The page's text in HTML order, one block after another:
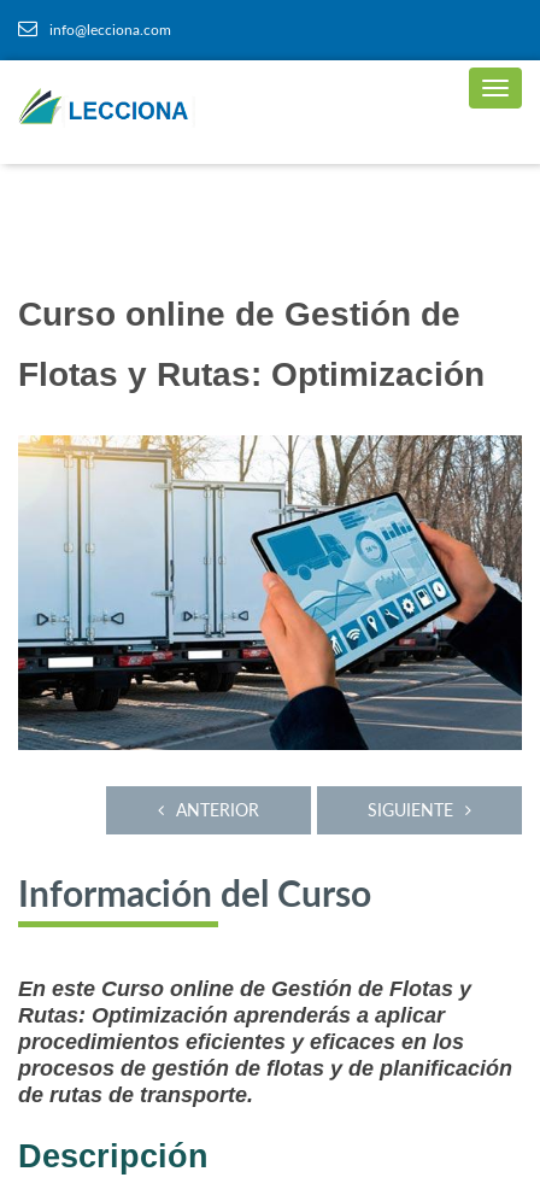
info@lecciona.com
Curso online de Gestión de
Flotas y Rutas: Optimización
SIGUIENTE
ANTERIOR
Información del Curso
En este Curso online de Gestión de Flotas y
Rutas: Optimización aprenderás a aplicar
procedimientos eficientes y eficaces en los
procesos de gestión de flotas y de planificación
de rutas de transporte.
Descripción